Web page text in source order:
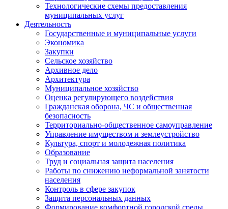
Технологические схемы предоставления
муниципальных услуг
Деятельность
Государственные и муниципальные услуги
Экономика
Закупки
Сельское хозяйство
Архивное дело
Архитектура
Муниципальное хозяйство
Оценка регулирующего воздействия
Гражданская оборона, ЧС и общественная
безопасность
Территориально-общественное самоуправление
Управление имуществом и землеустройство
Культура, спорт и молодежная политика
Образование
Труд и социальная защита населения
Работы по снижению неформальной занятости
населения
Контроль в сфере закупок
Защита персональных данных